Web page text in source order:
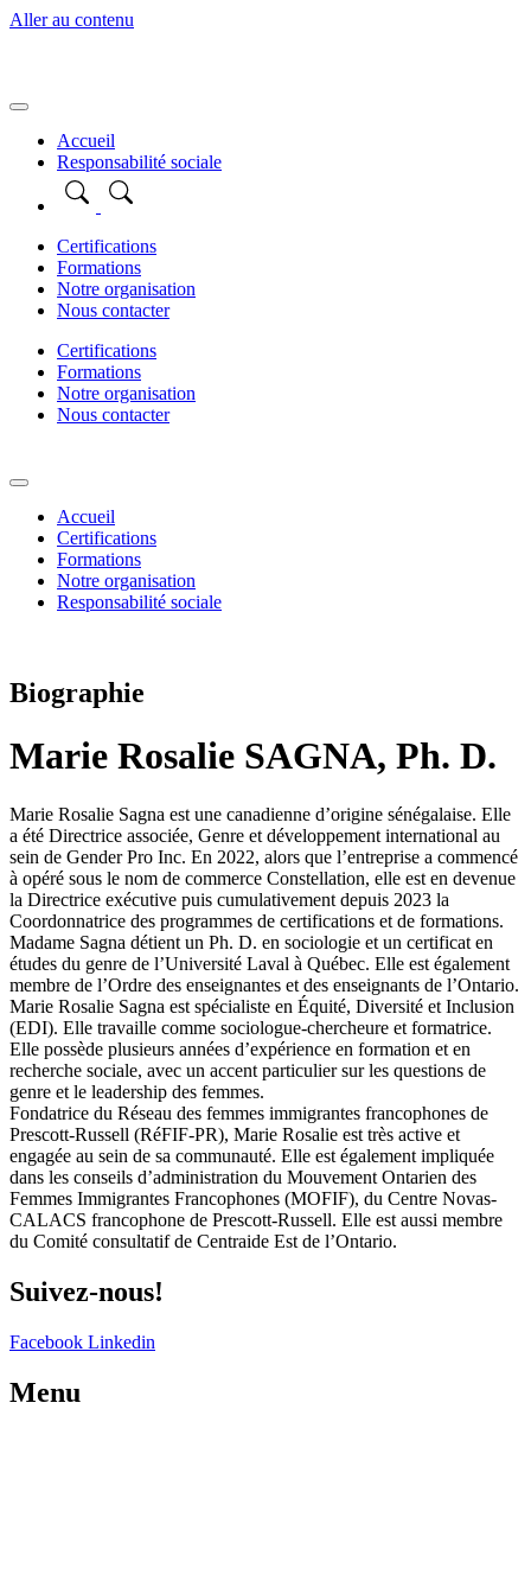
Aller au contenu
Accueil
Responsabilité sociale
Certifications
Formations
Notre organisation
Nous contacter
Certifications
Formations
Notre organisation
Nous contacter
Accueil
Certifications
Formations
Notre organisation
Responsabilité sociale
Biographie
Marie Rosalie SAGNA, Ph. D.​
Marie Rosalie Sagna est une canadienne d’origine sénégalaise. Elle
a été Directrice associée, Genre et développement international au
sein de Gender Pro Inc. En 2022, alors que l’entreprise a commencé
à opéré sous le nom de commerce Constellation, elle est en devenue
la Directrice exécutive puis cumulativement depuis 2023 la
Coordonnatrice des programmes de certifications et de formations.
Madame Sagna détient un Ph. D. en sociologie et un certificat en
études du genre de l’Université Laval à Québec. Elle est également
membre de l’Ordre des enseignantes et des enseignants de l’Ontario.
Marie Rosalie Sagna est spécialiste en Équité, Diversité et Inclusion
(EDI). Elle travaille comme sociologue-chercheure et formatrice.
Elle possède plusieurs années d’expérience en formation et en
recherche sociale, avec un accent particulier sur les questions de
genre et le leadership des femmes.
Fondatrice du Réseau des femmes immigrantes francophones de
Prescott-Russell (RéFIF-PR), Marie Rosalie est très active et
engagée au sein de sa communauté. Elle est également impliquée
dans les conseils d’administration du Mouvement Ontarien des
Femmes Immigrantes Francophones (MOFIF), du Centre Novas-
CALACS francophone de Prescott-Russell. Elle est aussi membre
du Comité consultatif de Centraide Est de l’Ontario.
Suivez-nous!
Facebook Linkedin
Menu